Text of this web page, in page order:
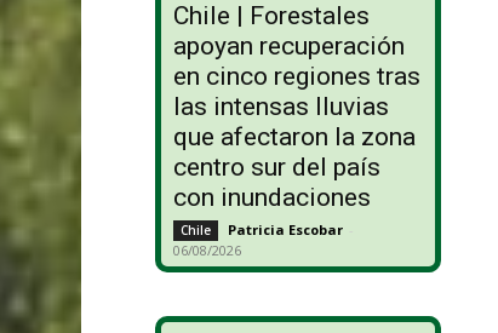
Chile | Forestales
apoyan recuperación
en cinco regiones tras
las intensas lluvias
que afectaron la zona
centro sur del país
con inundaciones
Chile Patricia Escobar -
06/08/2026